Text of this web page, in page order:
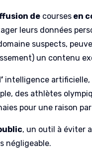
de courses en
leurs données
suspects,
un contenu
intelligence
des athlètes
pour une raison
, un outil à éviter
négligeable.